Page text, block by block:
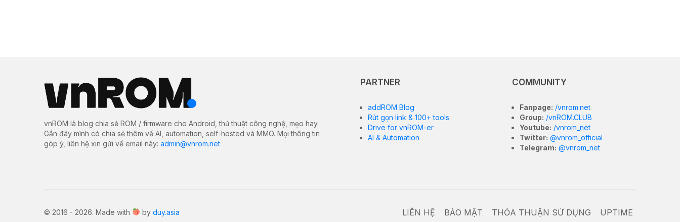
vnROM là blog chia sẻ ROM / firmware cho Android, thủ thuật công nghệ, mẹo hay.
Gần đây mình có chia sẻ thêm về AI, automation, self-hosted và MMO. Mọi thông tin
góp ý, liên hệ xin gửi về email này: admin@vnrom.net
PARTNER
addROM Blog
Rút gọn link & 100+ tools
Drive for vnROM-er
AI & Automation
COMMUNITY
Fanpage: /vnrom.net
Group: /vnROM.CLUB
Youtube: /vnrom_net
Twitter: @vnrom_official
Telegram: @vnrom_net
© 2016 - 2026. Made with by duy.asia LIÊN HỆ BẢO MẬT THỎA THUẬN SỬ DỤNG UPTIME